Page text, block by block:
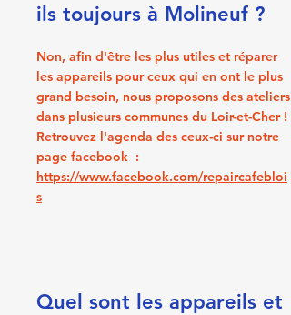
ils toujours à Molineuf ?
Non, afin d'être les plus utiles et réparer
les appareils pour ceux qui en ont le plus
grand besoin, nous proposons des ateliers
dans plusieurs communes du Loir-et-Cher !
Retrouvez l'agenda des ceux-ci sur notre
page facebook :
https://www.facebook.com/repaircafebloi
s
Quel sont les appareils et